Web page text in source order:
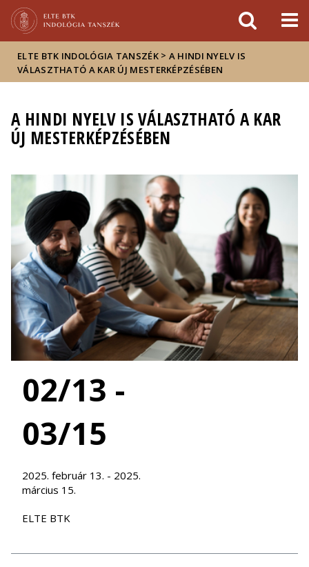
sajtóban
ELTE BTK INDOLÓGIA TANSZÉK > A HINDI NYELV IS
VÁLASZTHATÓ A KAR ÚJ MESTERKÉPZÉSÉBEN
A HINDI NYELV IS VÁLASZTHATÓ A KAR
ÚJ MESTERKÉPZÉSÉBEN
02/13 -
03/15
2025. február 13. - 2025.
március 15.
ELTE BTK